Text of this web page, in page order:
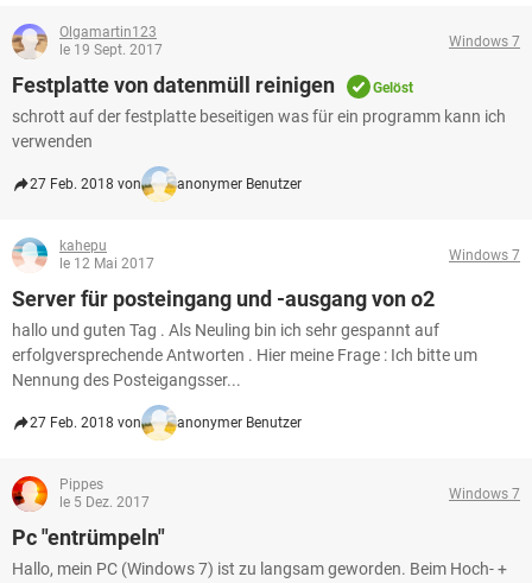
Olgamartin123
le 19 Sept. 2017
Windows 7
Festplatte von datenmüll reinigen Gelöst
schrott auf der festplatte beseitigen was für ein programm kann ich
verwenden
27 Feb. 2018 von anonymer Benutzer
kahepu
le 12 Mai 2017
Windows 7
Server für posteingang und -ausgang von o2
hallo und guten Tag . Als Neuling bin ich sehr gespannt auf
erfolgversprechende Antworten . Hier meine Frage : Ich bitte um
Nennung des Posteigangsser...
27 Feb. 2018 von anonymer Benutzer
Pippes
le 5 Dez. 2017
Windows 7
Pc "entrümpeln"
Hallo, mein PC (Windows 7) ist zu langsam geworden. Beim Hoch- +